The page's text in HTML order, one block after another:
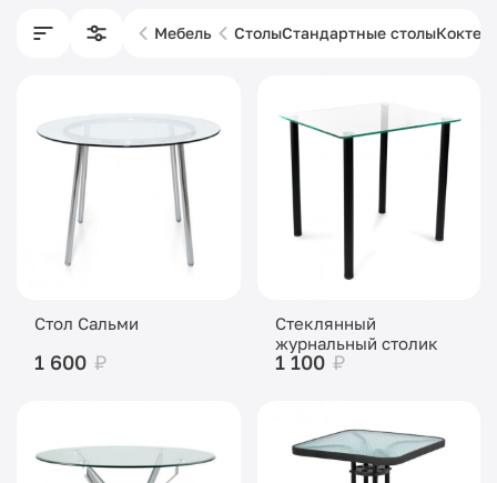
Мебель СтолыСтандартные столы
Стол Сальми
1 600 ₽
Стеклянный
журнальный столик
1 100 ₽